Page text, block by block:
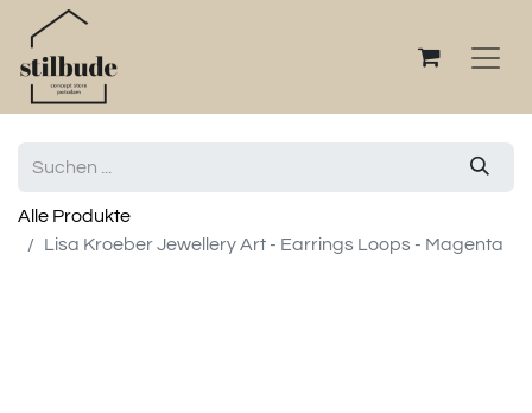
Alle Produkte
Lisa Kroeber Jewellery Art - Earrings Loops - Magenta